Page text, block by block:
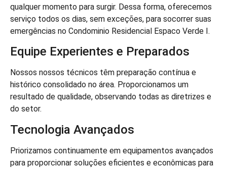
qualquer momento para surgir. Dessa forma, oferecemos
serviço todos os dias, sem exceções, para socorrer suas
emergências no Condominio Residencial Espaco Verde I.
Equipe Experientes e Preparados
Nossos nossos técnicos têm preparação contínua e
histórico consolidado no área. Proporcionamos um
resultado de qualidade, observando todas as diretrizes e
do setor.
Tecnologia Avançados
Priorizamos continuamente em equipamentos avançados
para proporcionar soluções eficientes e econômicas para